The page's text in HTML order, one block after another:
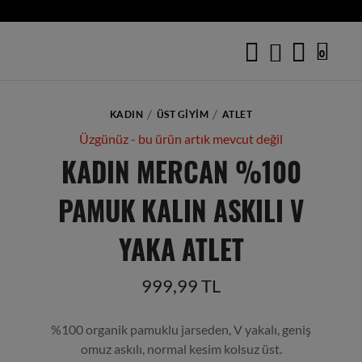
0
KADIN ÜST GIYIM ATLET
Üzgünüz - bu ürün artık mevcut değil
KADIN MERCAN %100
PAMUK KALIN ASKILI V
YAKA ATLET
999,99 TL
%100 organik pamuklu jarseden, V yakalı, geniş
omuz askılı, normal kesim kolsuz üst.